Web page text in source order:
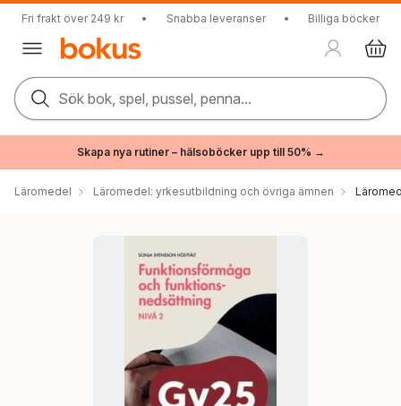
Fri frakt över 249 kr • Snabba leveranser • Billiga böcker
Sök bok, spel, pussel, penna...
Skapa nya rutiner – hälsoböcker upp till 50% →
Läromedel Läromedel: yrkesutbildning och övriga ämnen